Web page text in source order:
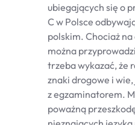
ubiegających się o
C w Polsce
polskim. Chociaż
można
trzeba wykazać, że
znaki drogowe i
z egzaminatorem.
poważną